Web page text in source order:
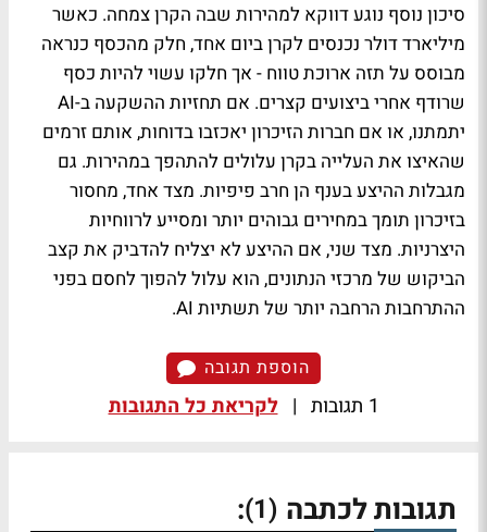
סיכון נוסף נוגע דווקא למהירות שבה הקרן צמחה. כאשר
מיליארד דולר נכנסים לקרן ביום אחד, חלק מהכסף כנראה
מבוסס על תזה ארוכת טווח - אך חלקו עשוי להיות כסף
שרודף אחרי ביצועים קצרים. אם תחזיות ההשקעה ב-AI
יתמתנו, או אם חברות הזיכרון יאכזבו בדוחות, אותם זרמים
שהאיצו את העלייה בקרן עלולים להתהפך במהירות. גם
מגבלות ההיצע בענף הן חרב פיפיות. מצד אחד, מחסור
בזיכרון תומך במחירים גבוהים יותר ומסייע לרווחיות
היצרניות. מצד שני, אם ההיצע לא יצליח להדביק את קצב
הביקוש של מרכזי הנתונים, הוא עלול להפוך לחסם בפני
ההתרחבות הרחבה יותר של תשתיות AI.
הוספת תגובה
1 תגובות | לקריאת כל התגובות
תגובות לכתבה (1)
: